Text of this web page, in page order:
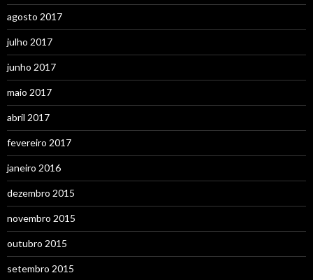
agosto 2017
julho 2017
junho 2017
maio 2017
abril 2017
fevereiro 2017
janeiro 2016
dezembro 2015
novembro 2015
outubro 2015
setembro 2015